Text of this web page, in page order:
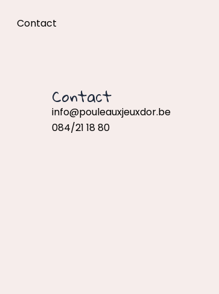
Contact
Contact
info@pouleauxjeuxdor.be
084/21 18 80